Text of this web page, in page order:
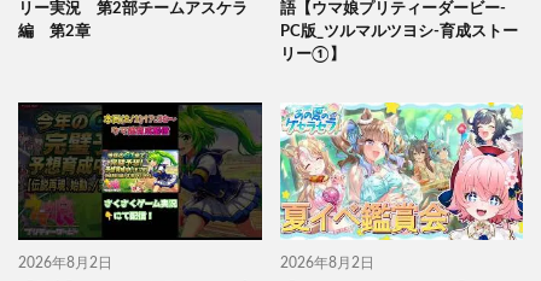
リー実況 第2部チームアスケラ
編 第2章
語【ウマ娘プリティーダービー-
PC版_ツルマルツヨシ-育成ストー
リー①】
2026年8月2日 2026年8月2日